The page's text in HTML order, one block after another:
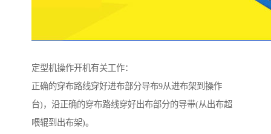
定型机操作开机有关工作：
正确的穿布路线穿好进布部分导布9从进布架到操作
台)，沿正确的穿布路线穿好出布部分的导带(从出布超
喂辊到出布架)。